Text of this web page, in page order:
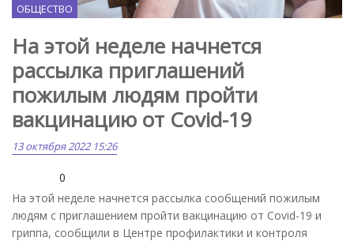
ОБЩЕСТВО
На этой неделе начнется
рассылка приглашений
пожилым людям пройти
вакцинацию от Covid-19
13 октября 2022 15:26
0
На этой неделе начнется рассылка сообщений пожилым
людям с приглашением пройти вакцинацию от Covid-19 и
гриппа, сообщили в Центре профилактики и контроля